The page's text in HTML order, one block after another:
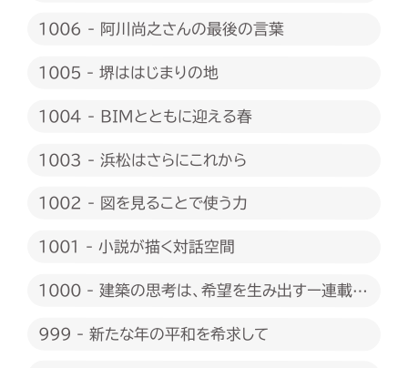
1006 - 阿川尚之さんの最後の言葉
1005 - 堺ははじまりの地
1004 - BIMとともに迎える春
1003 - 浜松はさらにこれから
1002 - 図を見ることで使う力
1001 - 小説が描く対話空間
1000 - 建築の思考は、希望を生み出すー連載
999 - 新たな年の平和を希求して